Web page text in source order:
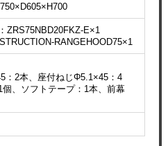
ZRS75NBD20FKZ-E×1
RANGEHOOD75×1
：2本、座付ねじΦ5.1×45：4
、ソフトテープ：1本、前幕